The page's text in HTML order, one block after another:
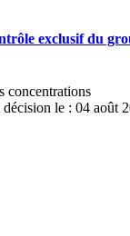
exclusif du
concentrations
le : 04 août